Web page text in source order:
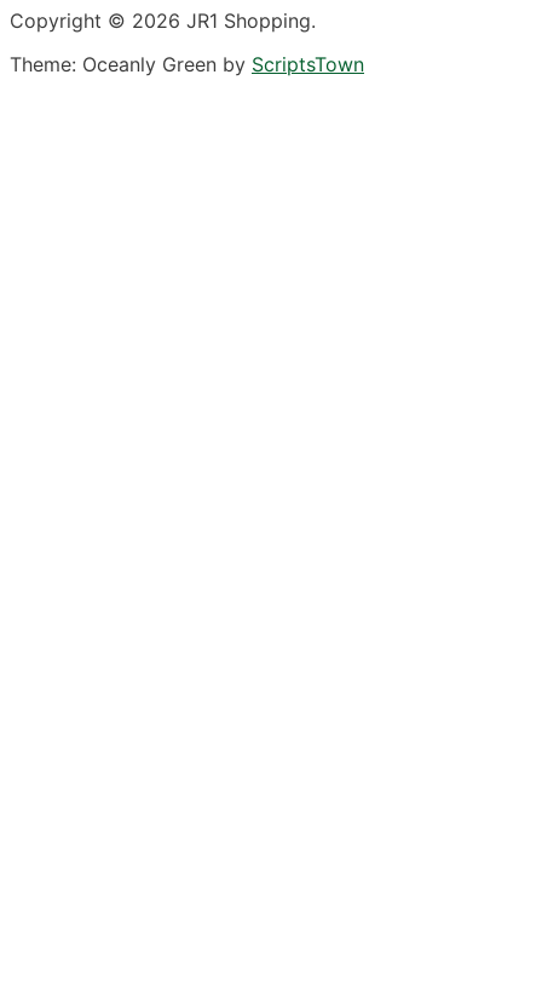
Copyright © 2026 JR1 Shopping.
Theme: Oceanly Green by ScriptsTown